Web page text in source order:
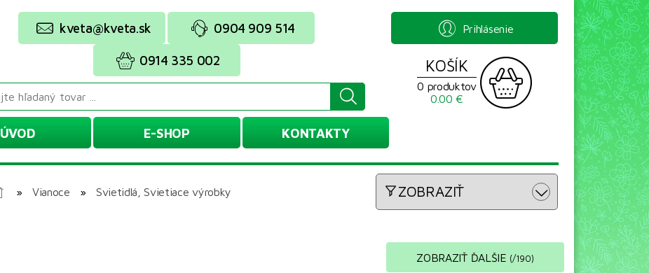
kveta@kveta.sk 0904 909 514
0914 335 002
E-SHOP
ÚVOD KONTAKTY
Prihlásenie
KOŠÍK
0 produktov
0.00 €
» Vianoce » Svietidlá, Svietiace výrobky ZOBRAZIŤ
ZOBRAZIŤ ĎALŠIE (/190)